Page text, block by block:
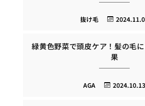
抜け毛
緑黄色野菜で頭皮ケア！髪の毛
果
2024.10.13
AGA